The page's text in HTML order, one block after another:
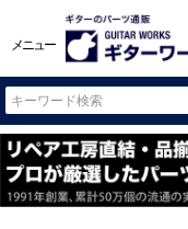
メニュー